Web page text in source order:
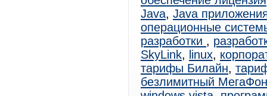
Java, Java
операционные
разработки ,
SkyLink, linux,
тарифы Билайн,
безлимитный МегаФон